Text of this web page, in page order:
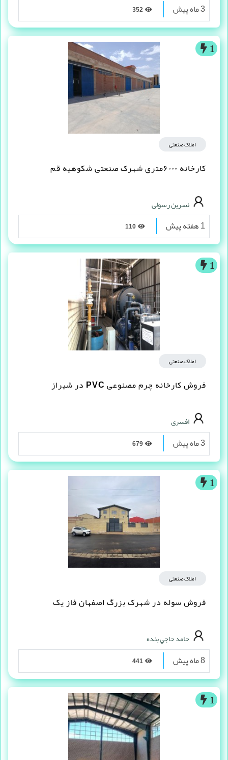
3 ماه پیش
1
املاک صنعتی
کارخانه ۶۰۰۰متری شهرک صنعتی شکوهیه قم
نسرین رسولی
1 هفته پیش
1
املاک صنعتی
فروش کارخانه چرم مصنوعى PVC در شیراز
افسری
3 ماه پیش
1
املاک صنعتی
فروش سوله در شهرک بزرگ اصفهان فاز یک
حامد حاجي بنده
8 ماه پیش
1